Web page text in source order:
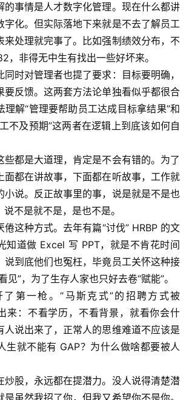
注册
的事情是人才数字化管理。现在什么都讲
字化。但实际落地下来就是不去了解员工
来处理就完事了。比如强制绩效分布，不
，非得无中生有找出一些好坏来。
时对管理者也提了要求：目标要明确，
要反馈。这两套方法论单独看似乎都很合
理解“管理要帮助员工达成目标拿结果”和
不及预期”这两者在逻辑上到底该如何自
些都是大道理，肯定是不会有错的。为了
面都在讲故事，下面都在听故事，工作就
小说。反正故事里的事，说是就是不是也
不是就不是，是也不是。
这种方式。去年有篇“讨伐” HRBP 的文
知道做 Excel 写 PPT，就是不肯花时间
说到底他们也冤枉，毕竟员工关怀这种接
见”，为了生存人家也只好去卷“赋能”。
了第一枪。“马斯克式”的招聘方式被
来：不看学历，不看背景，就看你会什
人说出来了，正常人的思维难道不应该是
生就不能有 GAP？为什么做啥都要被人
炒股，永远都在提潜力。没人说得清楚潜
虽然我招了你，但我又希望你不是你。